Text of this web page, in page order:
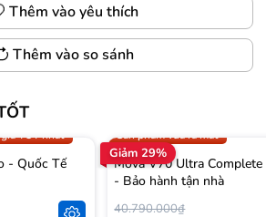
Thêm vào yêu thích
Thêm vào so sánh
TỐT nhất
- Quốc Tế
Giảm 29%
Sản phẩm vừa ra mắt
Mova V70 Ultra
- Bảo hành tận nhà
40.790.000₫